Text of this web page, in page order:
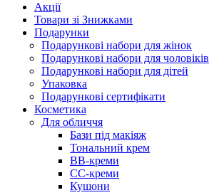
Акції
Товари зі Знижками
Подарунки
Подарункові набори для жінок
Подарункові набори для чоловіків
Подарункові набори для дітей
Упаковка
Подарункові сертифікати
Косметика
Для обличчя
Бази під макіяж
Тональний крем
BB-креми
CC-креми
Кушони